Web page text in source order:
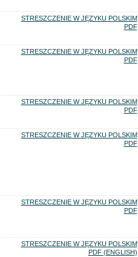
STRESZCZENIE W JĘZYKU POLSKIM
PDF
STRESZCZENIE W JĘZYKU POLSKIM
PDF
STRESZCZENIE W JĘZYKU POLSKIM
PDF
STRESZCZENIE W JĘZYKU POLSKIM
PDF
STRESZCZENIE W JĘZYKU POLSKIM
PDF
STRESZCZENIE W JĘZYKU POLSKIM
PDF (ENGLISH)